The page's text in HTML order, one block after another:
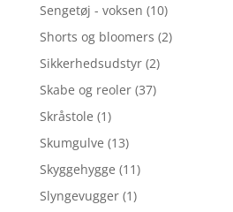
Sengetøj - voksen (10)
Shorts og bloomers (2)
Sikkerhedsudstyr (2)
Skabe og reoler (37)
Skråstole (1)
Skumgulve (13)
Skyggehygge (11)
Slyngevugger (1)